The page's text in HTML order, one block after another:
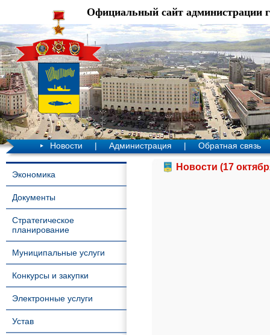
Официальный сайт администрации
Новости | Администрация | Обратная связь
Экономика
Документы
Стратегическое
планирование
Муниципальные услуги
Конкурсы и закупки
Электронные услуги
Устав
Новости (17